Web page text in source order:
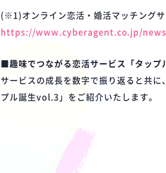
(※1)オンライン恋活・婚活マッチング
https://www.cyberagent.co.jp/
■趣味でつながる恋活サービス「タップ
サービスの成長を数字で振り返ると共
プル誕生vol.3」をご紹介いたします。